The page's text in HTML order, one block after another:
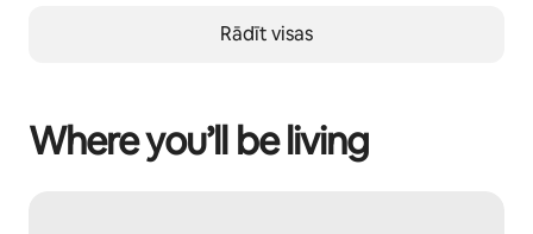
Rādīt visas
Where you’ll be living